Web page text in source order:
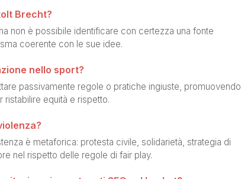
Brecht?
non è possibile identificare con certezza una fonte
coerente con le sue idee.
nello sport?
passivamente regole o pratiche ingiuste, promuovendo
ristabilire equità e rispetto.
è metaforica: protesta civile, solidarietà, strategia di
nel rispetto delle regole di fair play.